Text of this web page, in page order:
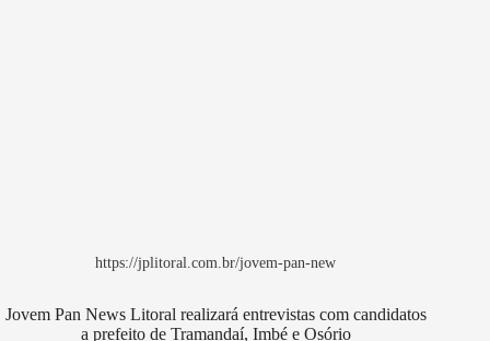
https://jplitoral.com.br/jovem-pan-new
Jovem Pan News Litoral realizará entrevistas com candidatos
a prefeito de Tramandaí, Imbé e Osório